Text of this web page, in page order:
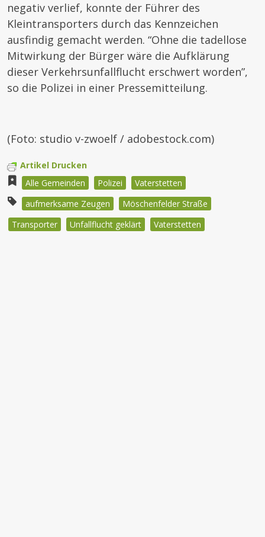
negativ verlief, konnte der Führer des
Kleintransporters durch das Kennzeichen
ausfindig gemacht werden. “Ohne die tadellose
Mitwirkung der Bürger wäre die Aufklärung
dieser Verkehrsunfallflucht erschwert worden”,
so die Polizei in einer Pressemitteilung.
(Foto: studio v-zwoelf / adobestock.com)
Artikel Drucken
Alle Gemeinden
Polizei
Vaterstetten
aufmerksame Zeugen
Möschenfelder Straße
Transporter
Unfallflucht geklärt Vaterstetten